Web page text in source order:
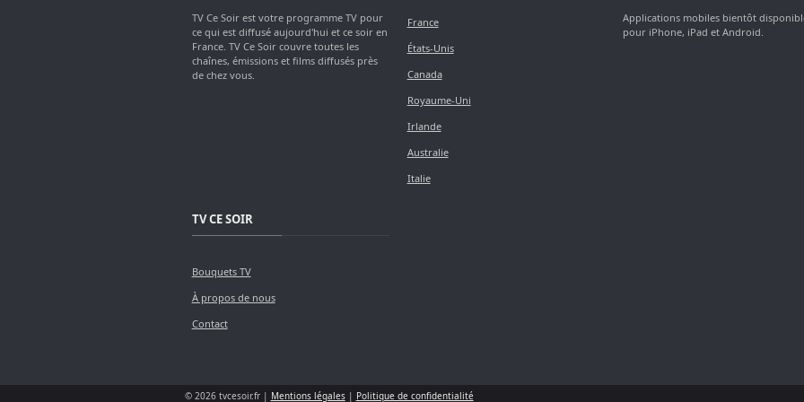
TV Ce Soir est votre programme TV pour
ce qui est diffusé aujourd'hui et ce soir en
France. TV Ce Soir couvre toutes les
chaînes, émissions et films diffusés près
de chez vous.
France
États-Unis
Canada
Royaume-Uni
Irlande
Australie
Italie
Applications mobiles bientôt
pour iPhone, iPad et Android.
TV CE SOIR
Bouquets TV
À propos de nous
Contact
© 2026 tvcesoir.fr | Mentions légales| Politique de confidentialité